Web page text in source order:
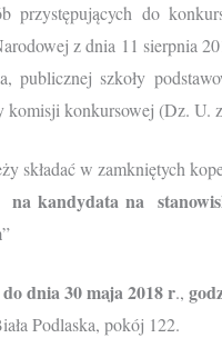
przystępujących do
z dnia 11 sierpnia
publicznej szkoły
komisji konkursowej (Dz. U.
składać w zamkniętych
kandydata na
”
do dnia 30 maja 2018 r.,
Podlaska, pokój 122.